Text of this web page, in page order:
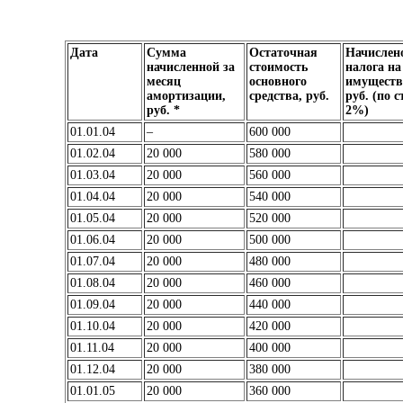
Дата
Сумма
начисленной за
месяц
амортизации,
руб. *
Остаточная
стоимость
основного
средства, руб.
налога на
руб. (по
2%)
01.01.04
–
600 000
01.02.04
20 000
580 000
01.03.04
20 000
560 000
01.04.04
20 000
540 000
01.05.04
20 000
520 000
01.06.04
20 000
500 000
01.07.04
20 000
480 000
01.08.04
20 000
460 000
01.09.04
20 000
440 000
01.10.04
20 000
420 000
01.11.04
20 000
400 000
01.12.04
20 000
380 000
01.01.05
20 000 360 000